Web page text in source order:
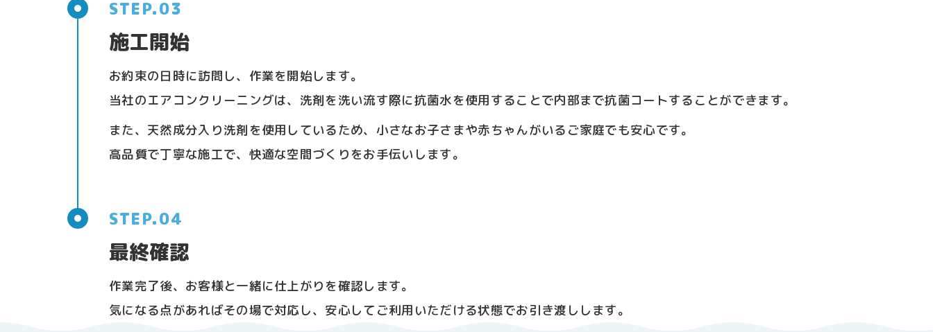
施工開始
お約束の日時に訪問し、作業を開始します。
当社のエアコンクリーニングは、洗剤を洗い流す際に抗菌水を使用することで内部まで抗菌コートすることができます。
また、天然成分入り洗剤を使用しているため、小さなお子さまや赤ちゃんがいるご家庭でも安心です。
高品質で丁寧な施工で、快適な空間づくりをお手伝いします。
最終確認
作業完了後、お客様と一緒に仕上がりを確認します。
気になる点があればその場で対応し、安心してご利用いただける状態でお引き渡しします。